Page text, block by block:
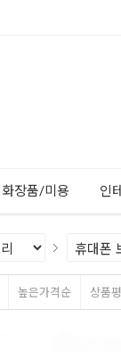
화장품/미용 인
높은가격순 상품